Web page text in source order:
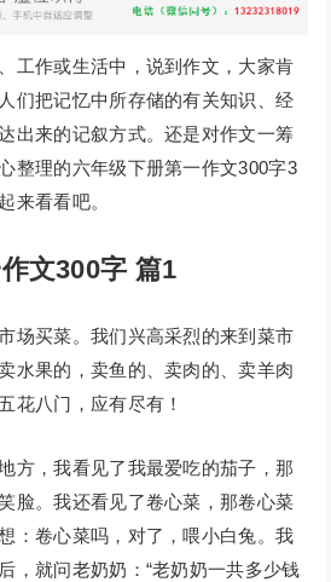
作或生活中，说到作文，大家肯
们把记忆中所存储的有关知识、经
出来的记叙方式。还是对作文一筹
整理的六年级下册第一作文300字3
来看看吧。
文300字 篇1
买菜。我们兴高采烈的来到菜市
水果的，卖鱼的、卖肉的、卖羊肉
花八门，应有尽有！
，我看见了我最爱吃的茄子，那
脸。我还看见了卷心菜，那卷心菜
：卷心菜吗，对了，喂小白兔。我
，就问老奶奶：“老奶奶一共多少钱